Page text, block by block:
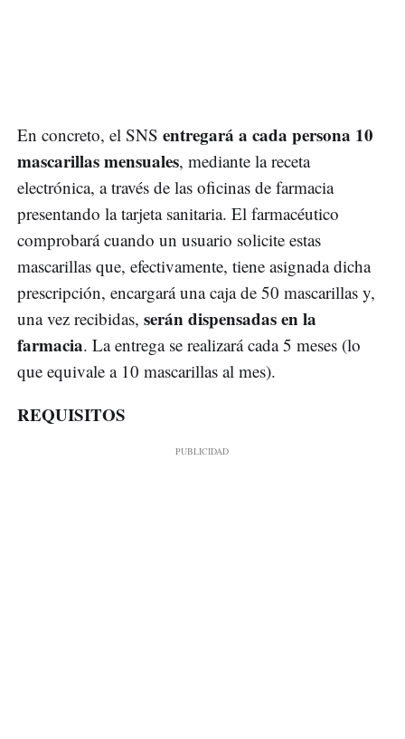
En concreto, el SNS entregará a cada persona 10
mascarillas mensuales, mediante la receta
electrónica, a través de las oficinas de farmacia
presentando la tarjeta sanitaria. El farmacéutico
comprobará cuando un usuario solicite estas
mascarillas que, efectivamente, tiene asignada dicha
prescripción, encargará una caja de 50 mascarillas y,
una vez recibidas, serán dispensadas en la
farmacia. La entrega se realizará cada 5 meses (lo
que equivale a 10 mascarillas al mes).
REQUISITOS